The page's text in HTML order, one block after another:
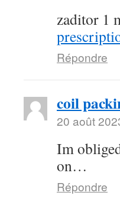
zaditor 1
Répondre
coil
20 août
Im
on…
Répondre